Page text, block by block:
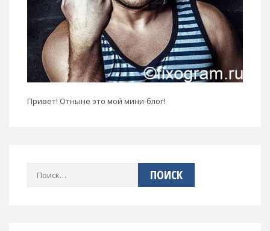
Привет! Отныне это мой мини-блог!
Найти: